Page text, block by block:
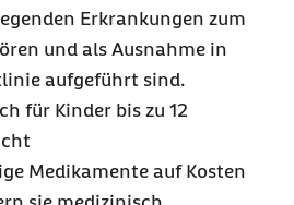
Erkrankungen zum
und als Ausnahme in
aufgeführt sind.
für Kinder bis zu 12
Medikamente auf Kosten